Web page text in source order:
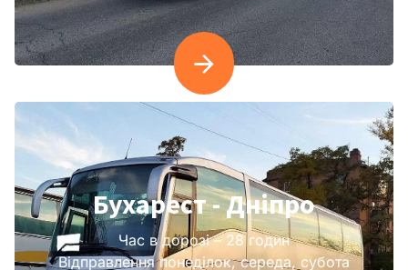
Бухарест - Дніпро
Час в дорозі – 28 годин
Відправлення понеділок, середа, субота